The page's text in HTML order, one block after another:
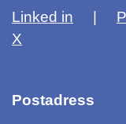
Linked in
X
Postadress